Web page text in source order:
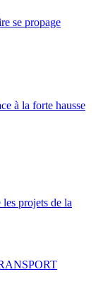
se propage
à la forte hausse
projets de la